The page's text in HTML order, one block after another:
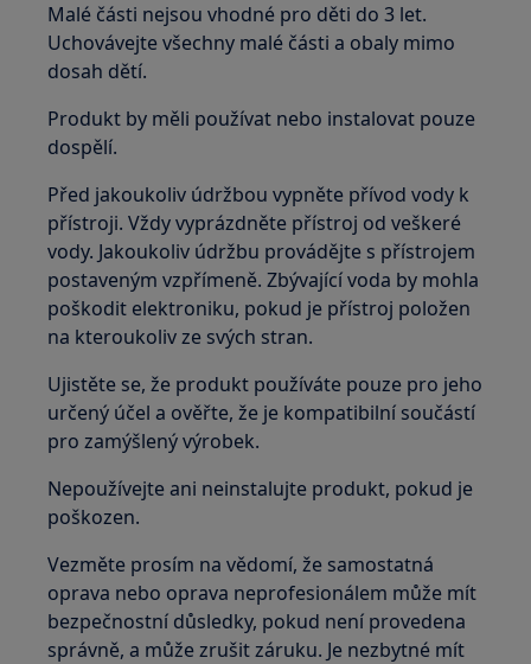
Malé části nejsou vhodné pro děti do 3 let.
Uchovávejte všechny malé části a obaly mimo
dosah dětí.
Produkt by měli používat nebo instalovat pouze
dospělí.
Před jakoukoliv údržbou vypněte přívod vody k
přístroji. Vždy vyprázdněte přístroj od veškeré
vody. Jakoukoliv údržbu provádějte s přístrojem
postaveným vzpřímeně. Zbývající voda by mohla
poškodit elektroniku, pokud je přístroj položen
na kteroukoliv ze svých stran.
Ujistěte se, že produkt používáte pouze pro jeho
určený účel a ověřte, že je kompatibilní součástí
pro zamýšlený výrobek.
Nepoužívejte ani neinstalujte produkt, pokud je
poškozen.
Vezměte prosím na vědomí, že samostatná
oprava nebo oprava neprofesionálem může mít
bezpečnostní důsledky, pokud není provedena
správně, a může zrušit záruku. Je nezbytné mít